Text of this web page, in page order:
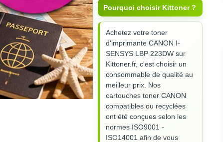
Pourquoi choisir Kittoner ?
Achetez votre toner
d'imprimante CANON I-
SENSYS LBP 223DW sur
Kittoner.fr, c'est choisir un
consommable de qualité au
meilleur prix. Nos
cartouches toner CANON
compatibles ou recyclées
ont été conçues selon les
normes ISO9001 -
ISO14001 afin de vous